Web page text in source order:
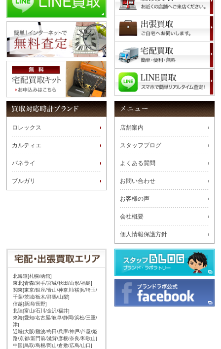
ロレックス
カルティエ
パネライ
ブルガリ
店舗案内
スタッフブログ
よくある質問
お問い合わせ
お客様の声
会社概要
個人情報保護方針
北海道[札幌/函館]
東北[青森/岩手/宮城/秋田/山形/福島]
関東[東京/銀座/青山/神奈川/横浜/埼玉/
千葉/茨城/栃木/群馬/山梨]
信越[新潟/長野]
北陸[富山/石川/金沢/福井]
東海[愛知/名古屋/岐阜/静岡/浜松/三重/
津]
近畿[大阪/難波/梅田/兵庫/神戸/芦屋/姫
路/京都/新門前/滋賀/彦根/奈良/和歌山]
中国[鳥取/島根/岡山/倉敷/広島/山口]